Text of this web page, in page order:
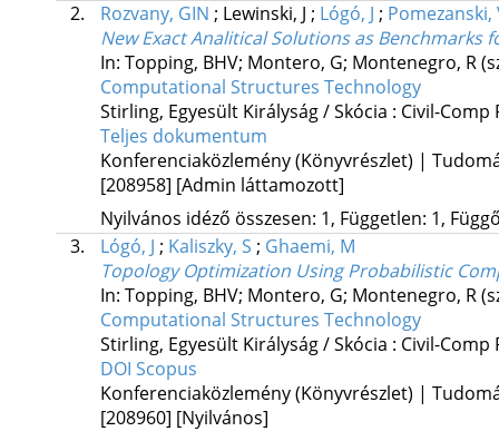
2.
Rozvany, GIN ; Lewinski, J ; Lógó, J ; Pomezanski,
New Exact Analitical Solutions as
In: Topping, BHV; Montero, G; Montenegro, R
Computational Structures Technology
Stirling, Egyesült Királyság / Skócia : Civil-Comp
Teljes dokumentum
Konferenciaközlemény (Könyvrészlet) |
[208958] [Admin láttamozott]
Nyilvános idéző összesen: 1, Független: 1,
3.
Lógó, J ; Kaliszky, S ; Ghaemi, M
Topology Optimization Using Probabilistic
In: Topping, BHV; Montero, G; Montenegro, R
Computational Structures Technology
Stirling, Egyesült Királyság / Skócia : Civil-Comp
DOI Scopus
Konferenciaközlemény (Könyvrészlet) |
[208960] [Nyilvános]